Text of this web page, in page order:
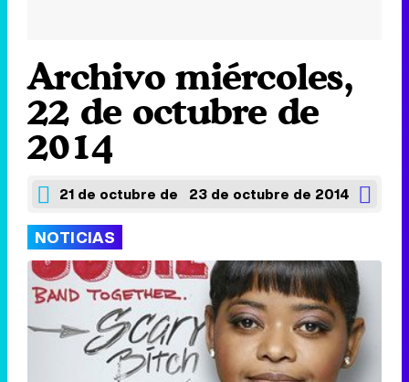
Archivo miércoles,
22 de octubre de
2014
21 de octubre de 201423 de octubre de 2014
NOTICIAS